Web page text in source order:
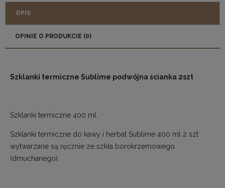
OPIS
OPINIE O PRODUKCIE (0)
Szklanki termiczne Sublime podwójna ścianka 2szt
Szklanki termiczne 400 ml.
Szklanki termiczne do kawy i herbat Sublime 400 ml 2 szt
wytwarzane są ręcznie ze szkła borokrzemowego
(dmuchanego).